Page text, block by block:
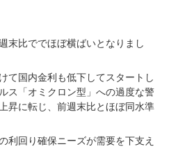
末比ででほぼ横ばいとなりまし
て国内金利も低下してスタートし
ス「オミクロン型」への過度な警
昇に転じ、前週末比とほぼ同水準
利回り確保ニーズが需要を下支え